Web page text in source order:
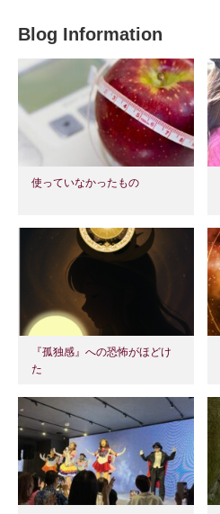
Blog Information
使っていなかったもの
『孤独感』への恐怖がほどけ
た